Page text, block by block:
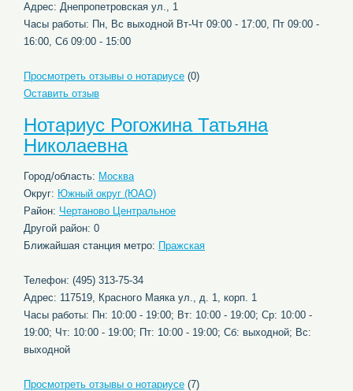
Адрес: Днепропетровская ул., 1
Часы работы: Пн, Вс выходной Вт-Чт 09:00 - 17:00, Пт 09:00 -
16:00, Сб 09:00 - 15:00
Просмотреть отзывы о нотариусе (0)
Оставить отзыв
Нотариус Рогожина Татьяна
Николаевна
Город/область: Москва
Округ: Южный округ (ЮАО)
Район: Чертаново Центральное
Другой район: 0
Ближайшая станция метро: Пражская
Телефон: (495) 313-75-34
Адрес: 117519, Красного Маяка ул., д. 1, корп. 1
Часы работы: Пн: 10:00 - 19:00; Вт: 10:00 - 19:00; Ср: 10:00 -
19:00; Чт: 10:00 - 19:00; Пт: 10:00 - 19:00; Сб: выходной; Вс:
выходной
Просмотреть отзывы о нотариусе (7)